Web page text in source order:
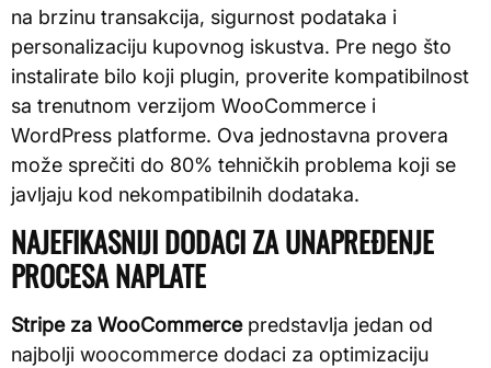
na brzinu transakcija, sigurnost podataka i
personalizaciju kupovnog iskustva. Pre nego što
instalirate bilo koji plugin, proverite kompatibilnost
sa trenutnom verzijom WooCommerce i
WordPress platforme. Ova jednostavna provera
može sprečiti do 80% tehničkih problema koji se
javljaju kod nekompatibilnih dodataka.
NAJEFIKASNIJI DODACI ZA UNAPREĐENJE
PROCESA NAPLATE
Stripe za WooCommercepredstavlja jedan od
najbolji woocommerce dodaci za optimizaciju